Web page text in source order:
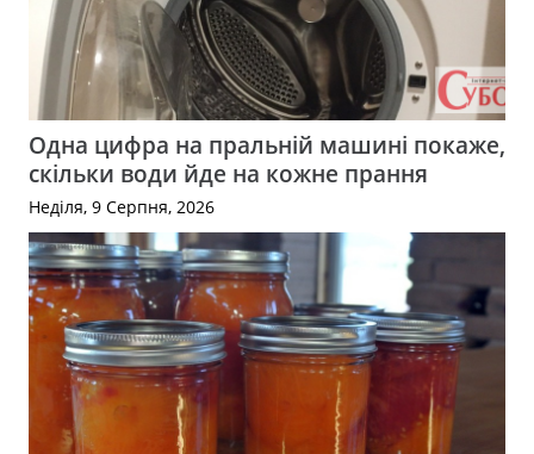
Одна цифра на пральній машині покаже,
скільки води йде на кожне прання
Неділя, 9 Серпня, 2026